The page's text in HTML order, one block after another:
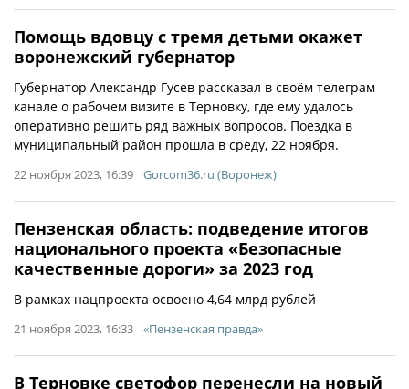
Помощь вдовцу с тремя детьми окажет
воронежский губернатор
Губернатор Александр Гусев рассказал в своём телеграм-
канале о рабочем визите в Терновку, где ему удалось
оперативно решить ряд важных вопросов. Поездка в
муниципальный район прошла в среду, 22 ноября.
22 ноября 2023, 16:39 Gorcom36.ru (Воронеж)
Пензенская область: подведение итогов
национального проекта «Безопасные
качественные дороги» за 2023 год
В рамках нацпроекта освоено 4,64 млрд рублей
21 ноября 2023, 16:33 «Пензенская правда»
В Терновке светофор перенесли на новый